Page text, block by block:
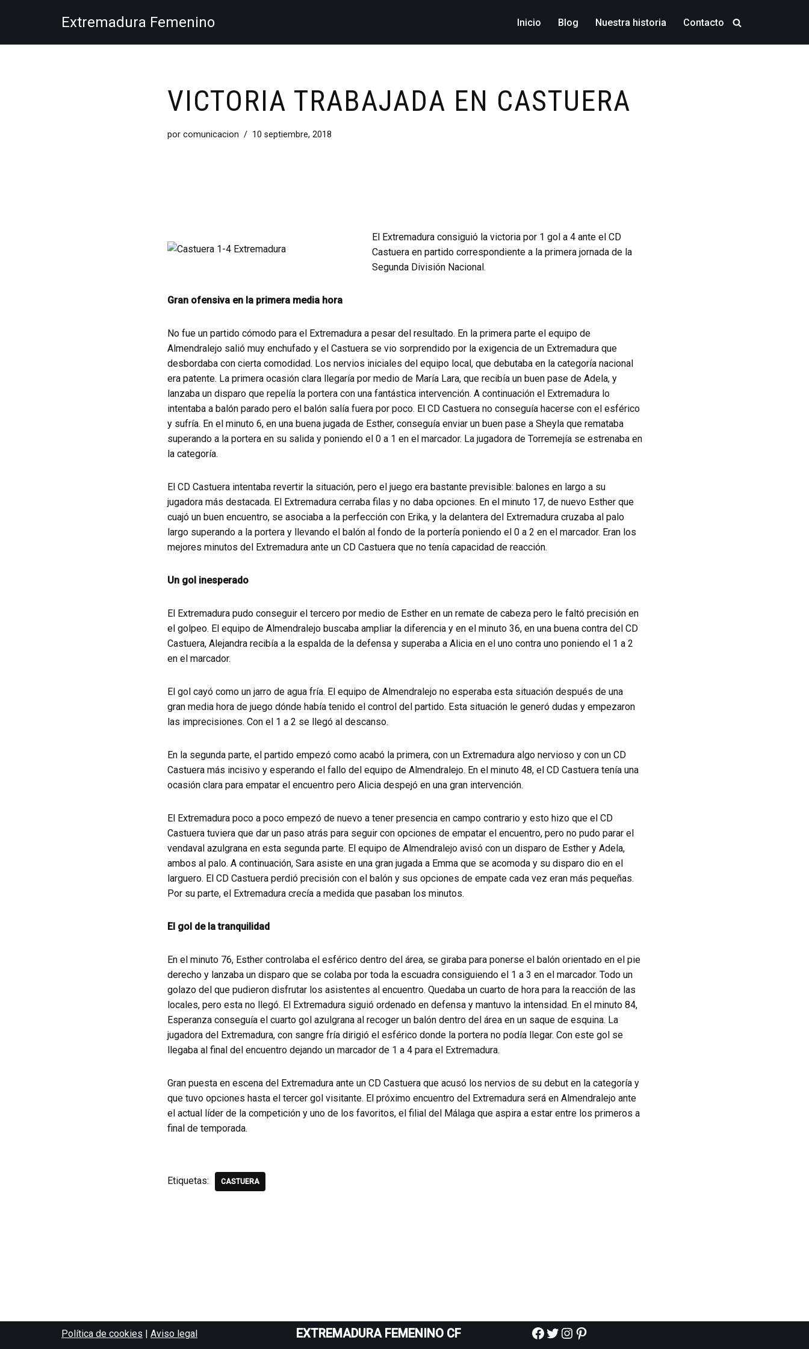
al
Extremadura Femenino Inicio Blog Nuestra historia Contacto
VICTORIA TRABAJADA EN CASTUERA
por comunicacion 10 septiembre, 2018
El Extremadura consiguió la victoria por 1 gol a 4 ante el CD
Castuera en partido correspondiente a la primera jornada de la
Segunda División Nacional.
Gran ofensiva en la primera media hora
No fue un partido cómodo para el Extremadura a pesar del resultado. En la primera parte el equipo de
Almendralejo salió muy enchufado y el Castuera se vio sorprendido por la exigencia de un Extremadura que
desbordaba con cierta comodidad. Los nervios iniciales del equipo local, que debutaba en la categoría nacional
era patente. La primera ocasión clara llegaría por medio de María Lara, que recibía un buen pase de Adela, y
lanzaba un disparo que repelía la portera con una fantástica intervención. A continuación el Extremadura lo
intentaba a balón parado pero el balón salía fuera por poco. El CD Castuera no conseguía hacerse con el esférico
y sufría. En el minuto 6, en una buena jugada de Esther, conseguía enviar un buen pase a Sheyla que remataba
superando a la portera en su salida y poniendo el 0 a 1 en el marcador. La jugadora de Torremejía se estrenaba en
la categoría.
El CD Castuera intentaba revertir la situación, pero el juego era bastante previsible: balones en largo a su
jugadora más destacada. El Extremadura cerraba filas y no daba opciones. En el minuto 17, de nuevo Esther que
cuajó un buen encuentro, se asociaba a la perfección con Erika, y la delantera del Extremadura cruzaba al palo
largo superando a la portera y llevando el balón al fondo de la portería poniendo el 0 a 2 en el marcador. Eran los
mejores minutos del Extremadura ante un CD Castuera que no tenía capacidad de reacción.
Un gol inesperado
El Extremadura pudo conseguir el tercero por medio de Esther en un remate de cabeza pero le faltó precisión en
el golpeo. El equipo de Almendralejo buscaba ampliar la diferencia y en el minuto 36, en una buena contra del CD
Castuera, Alejandra recibía a la espalda de la defensa y superaba a Alicia en el uno contra uno poniendo el 1 a 2
en el marcador.
El gol cayó como un jarro de agua fría. El equipo de Almendralejo no esperaba esta situación después de una
gran media hora de juego dónde había tenido el control del partido. Esta situación le generó dudas y empezaron
las imprecisiones. Con el 1 a 2 se llegó al descanso.
En la segunda parte, el partido empezó como acabó la primera, con un Extremadura algo nervioso y con un CD
Castuera más incisivo y esperando el fallo del equipo de Almendralejo. En el minuto 48, el CD Castuera tenía una
ocasión clara para empatar el encuentro pero Alicia despejó en una gran intervención.
El Extremadura poco a poco empezó de nuevo a tener presencia en campo contrario y esto hizo que el CD
Castuera tuviera que dar un paso atrás para seguir con opciones de empatar el encuentro, pero no pudo parar el
vendaval azulgrana en esta segunda parte. El equipo de Almendralejo avisó con un disparo de Esther y Adela,
ambos al palo. A continuación, Sara asiste en una gran jugada a Emma que se acomoda y su disparo dio en el
larguero. El CD Castuera perdió precisión con el balón y sus opciones de empate cada vez eran más pequeñas.
Por su parte, el Extremadura crecía a medida que pasaban los minutos.
El gol de la tranquilidad
En el minuto 76, Esther controlaba el esférico dentro del área, se giraba para ponerse el balón orientado en el pie
derecho y lanzaba un disparo que se colaba por toda la escuadra consiguiendo el 1 a 3 en el marcador. Todo un
golazo del que pudieron disfrutar los asistentes al encuentro. Quedaba un cuarto de hora para la reacción de las
locales, pero esta no llegó. El Extremadura siguió ordenado en defensa y mantuvo la intensidad. En el minuto 84,
Esperanza conseguía el cuarto gol azulgrana al recoger un balón dentro del área en un saque de esquina. La
jugadora del Extremadura, con sangre fría dirigió el esférico donde la portera no podía llegar. Con este gol se
llegaba al final del encuentro dejando un marcador de 1 a 4 para el Extremadura.
Gran puesta en escena del Extremadura ante un CD Castuera que acusó los nervios de su debut en la categoría y
que tuvo opciones hasta el tercer gol visitante. El próximo encuentro del Extremadura será en Almendralejo ante
el actual líder de la competición y uno de los favoritos, el filial del Málaga que aspira a estar entre los primeros a
final de temporada.
Etiquetas: CASTUERA
Política de cookies | Aviso legal EXTREMADURA FEMENINO CF